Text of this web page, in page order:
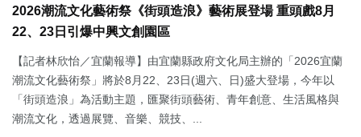
2026潮流文化藝術祭《街頭造浪》藝術展登場 重頭戲8月
22、23日引爆中興文創園區
【記者林欣怡／宜蘭報導】由宜蘭縣政府文化局主辦的「2026宜蘭
潮流文化藝術祭」將於8月22、23日(週六、日)盛大登場，今年以
「街頭造浪」為活動主題，匯聚街頭藝術、青年創意、生活風格與
潮流文化，透過展覽、音樂、競技、...